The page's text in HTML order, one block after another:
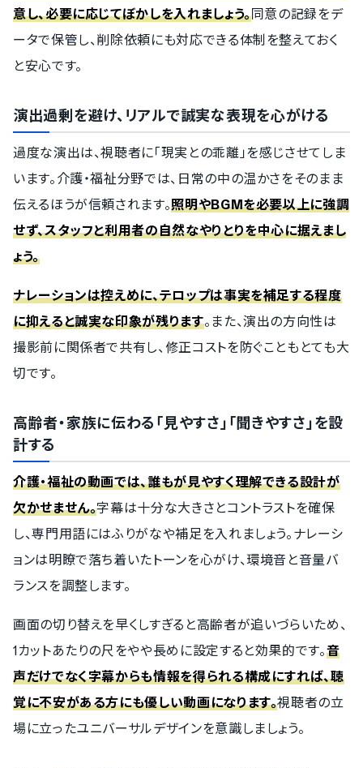
意し、必要に応じてぼかしを入れましょう。同意の記録をデ
ータで保管し、削除依頼にも対応できる体制を整えておく
と安心です。
演出過剰を避け、リアルで誠実な表現を心がける
過度な演出は、視聴者に「現実との乖離」を感じさせてしま
います。介護・福祉分野では、日常の中の温かさをそのまま
伝えるほうが信頼されます。照明やBGMを必要以上に強調
せず、スタッフと利用者の自然なやりとりを中心に据えまし
ょう。
ナレーションは控えめに、テロップは事実を補足する程度
に抑えると誠実な印象が残ります。また、演出の方向性は
撮影前に関係者で共有し、修正コストを防ぐこともとても大
切です。
高齢者・家族に伝わる「見やすさ」「聞きやすさ」を設
計する
介護・福祉の動画では、誰もが見やすく理解できる設計が
欠かせません。字幕は十分な大きさとコントラストを確保
し、専門用語にはふりがなや補足を入れましょう。ナレーシ
ョンは明瞭で落ち着いたトーンを心がけ、環境音と音量バ
ランスを調整します。
画面の切り替えを早くしすぎると高齢者が追いづらいため、
1カットあたりの尺をやや長めに設定すると効果的です。音
声だけでなく字幕からも情報を得られる構成にすれば、聴
覚に不安がある方にも優しい動画になります。視聴者の立
場に立ったユニバーサルデザインを意識しましょう。